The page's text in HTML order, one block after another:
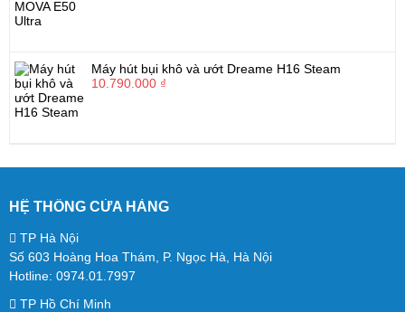
Máy hút bụi khô và ướt Dreame H16 Steam
10.790.000 ₫
HỆ THỐNG CỬA HÀNG
TP Hà Nội
Số 603 Hoàng Hoa Thám, P. Ngọc Hà, Hà Nội
Hotline: 0974.01.7997
TP Hồ Chí Minh